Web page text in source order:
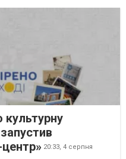
20:33, 4 серпня